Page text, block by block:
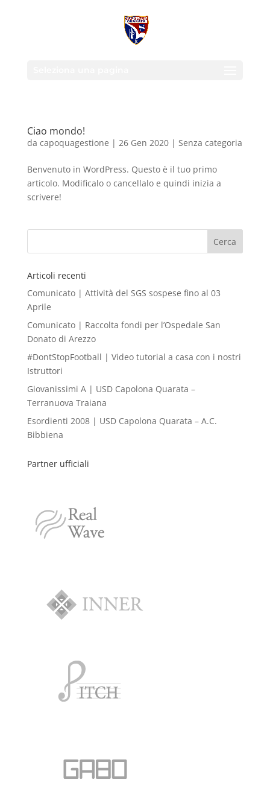
Ciao mondo!
da capoquagestione | 26 Gen 2020| Senza categoria
Benvenuto in WordPress. Questo è il tuo primo
articolo. Modificalo o cancellalo e quindi inizia a
scrivere!
Articoli recenti
Comunicato | Attività del SGS sospese fino al 03
Aprile
Comunicato | Raccolta fondi per l’Ospedale San
Donato di Arezzo
#DontStopFootball | Video tutorial a casa con i nostri
Istruttori
Giovanissimi A | USD Capolona Quarata –
Terranuova Traiana
Esordienti 2008 | USD Capolona Quarata – A.C.
Bibbiena
Partner ufficiali